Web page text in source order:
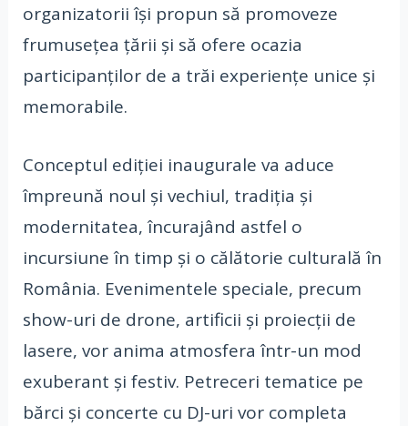
organizatorii își propun să promoveze
frumusețea țării și să ofere ocazia
participanților de a trăi experiențe unice și
memorabile.
Conceptul ediției inaugurale va aduce
împreună noul și vechiul, tradiția și
modernitatea, încurajând astfel o
incursiune în timp și o călătorie culturală în
România. Evenimentele speciale, precum
show-uri de drone, artificii și proiecții de
lasere, vor anima atmosfera într-un mod
exuberant și festiv. Petreceri tematice pe
bărci și concerte cu DJ-uri vor completa